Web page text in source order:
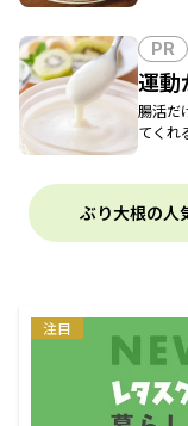
PR
運
腸活だ
てくれ
ぶり大根の人
注目